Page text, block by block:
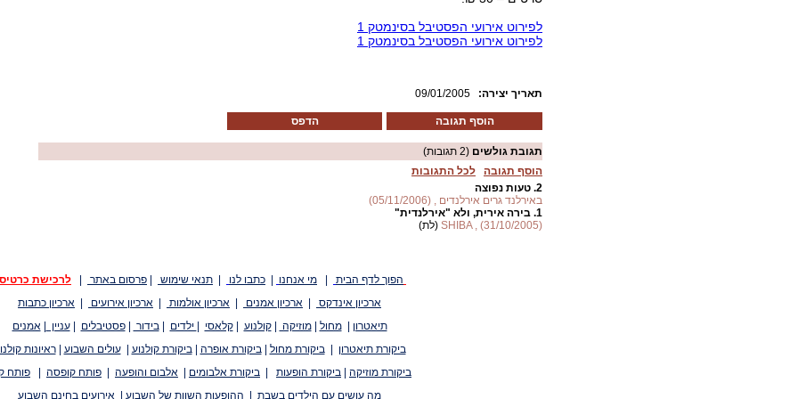
לפירוט אירועי הפסטיבל בסינמטק 1
לפירוט אירועי הפסטיבל בסינמטק 1
09/01/2005 :תאריך יצירה
הדפס הוסף תגובה
תגובת גולשים (2 תגובות)
הוסף תגובה
לכל התגובות
2. טעות נפוצה
באירלנד גרים אירלנדים , (05/11/2006)
1. בירה אירית, ולא "אירלנדית"
SHIBA , (31/10/2005) (לת)
הפוך לדף הבית מי אנחנו כתבו לנו תנאי שימוש פרסום באתר
לרכישת
ארכיון אינדקס
ארכיון אמנים ארכיון אולמות ארכיון אירועים
ארכיון כתבות
תיאטרון
|מחול |מוזיקה |קולנוע |קלאסי ילדים |בידור |פסטיבלים |עניין |אמנים
ביקורת תיאטרון
|ביקורת מחול |ביקורת אופרה |ביקורת קולנוע |עולים השבוע |ראיונות
ביקורת מוזיקה
ביקורת הופעות ביקורת אלבומים אלבום והופעה פותח קופסה
פותח
מה עושים עם הילדים בשבת
ההופעות השוות של השבוע אירועים בחינם השבוע